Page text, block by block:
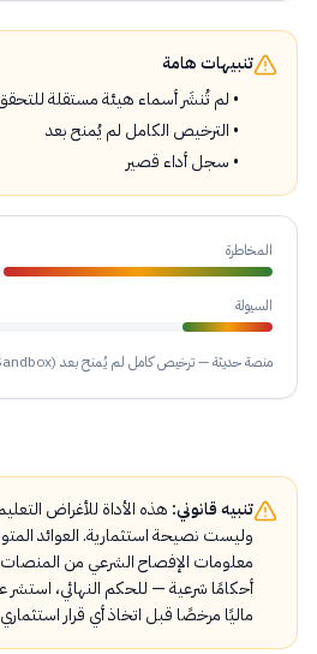
تنبيهات هامة
لم تُنشَر أسماء هيئة مستقلة
الترخيص الكامل لم يُمنح بعد
سجل أداء قصير
المخاطرة
السيولة
منصة حديثة — ترخيص كامل لم يُمنح بعد (Sandbox)
تنبيه قانوني: هذه الأداة للأغراض
وليست نصيحة استثمارية. العوائد
معلومات الإفصاح الشرعي من
أحكامًا شرعية — للحكم النهائي، استشر
ماليًا مرخصًا قبل اتخاذ أي قرار